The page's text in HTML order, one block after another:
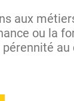
aux
ou la
au